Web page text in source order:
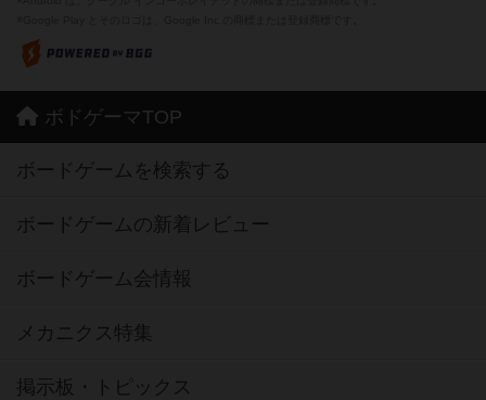
ボドゲーマTOP
ボードゲームを検索する
ボードゲームの新着レビュー
ボードゲーム会情報
メカニクス特集
掲示板・トピックス